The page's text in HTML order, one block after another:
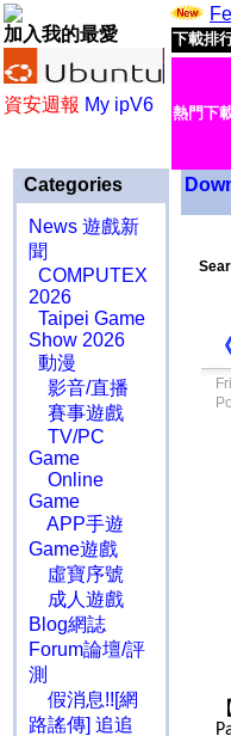
加入我的最愛
資安週報 My ipV6
下載排
熱門下
Categories
News 遊戲新
聞
COMPUTEX
2026
Taipei Game
Show 2026
動漫
影音/直播
賽事遊戲
TV/PC
Game
Online
Game
APP手遊
Game遊戲
虛寶序號
成人遊戲
Blog網誌
Forum論壇/評
測
假消息!![網
路謠傳] 追追